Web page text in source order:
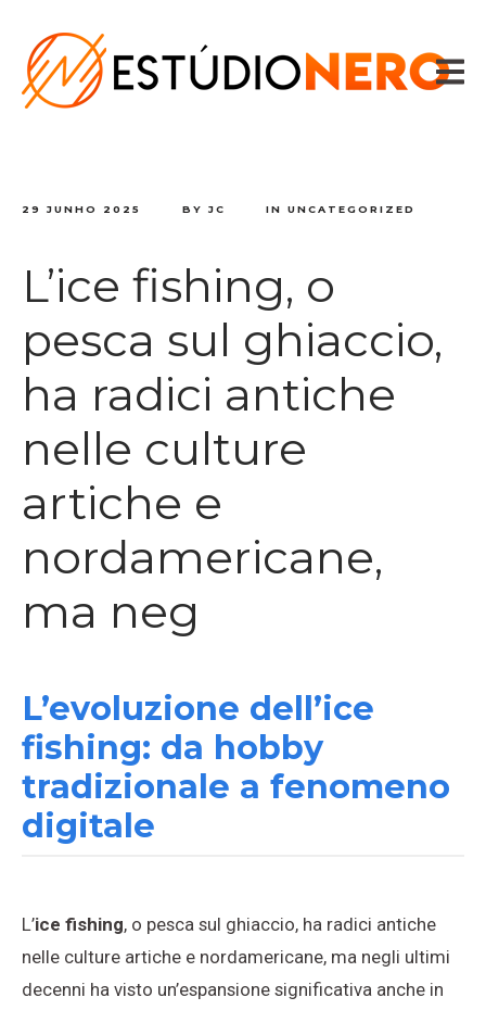
VOZES
CONTATO
29 JUNHO 2025 BY JC IN UNCATEGORIZED
L’ice fishing, o
pesca sul ghiaccio,
ha radici antiche
nelle culture
artiche e
nordamericane,
ma neg
L’evoluzione dell’ice
fishing: da hobby
tradizionale a fenomeno
digitale
L’ice fishing, o pesca sul ghiaccio, ha radici antiche
nelle culture artiche e nordamericane, ma negli ultimi
decenni ha visto un’espansione significativa anche in